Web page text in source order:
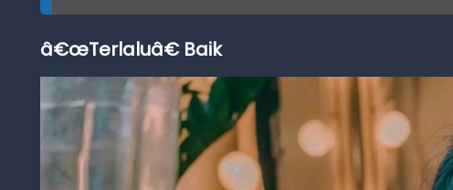
â€œTerlaluâ€ Baik